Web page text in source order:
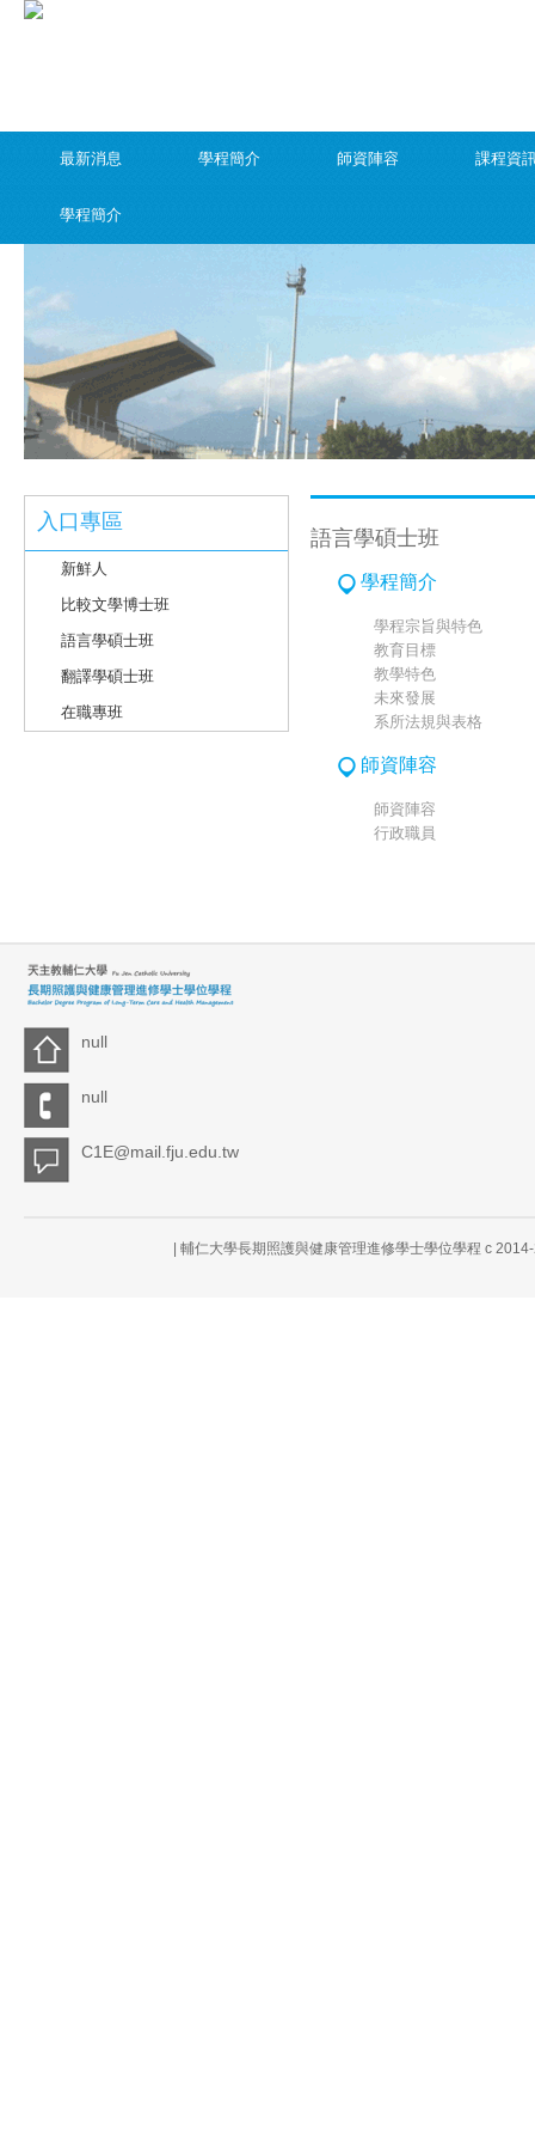
最新消息 學程簡介 師資陣容 課程資
學程簡介
入口專區
新鮮人
比較文學博士班
語言學碩士班
翻譯學碩士班
在職專班
語言學碩士班
學程簡介
學程宗旨與特色
教育目標
教學特色
未來發展
系所法規與表格
師資陣容
師資陣容
行政職員
null
null
C1E@mail.fju.edu.tw
| 輔仁大學長期照護與健康管理進修學士學位學程 c